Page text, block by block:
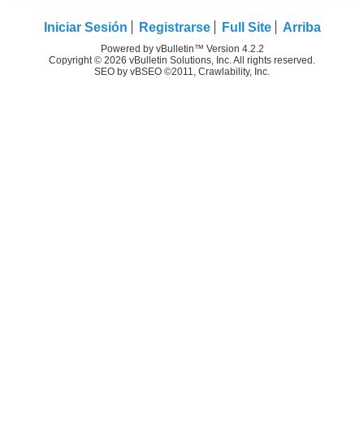
Iniciar Sesión Registrarse Full Site Arriba
Powered by vBulletin™ Version 4.2.2
Copyright © 2026 vBulletin Solutions, Inc. All rights reserved.
SEO by vBSEO ©2011, Crawlability, Inc.